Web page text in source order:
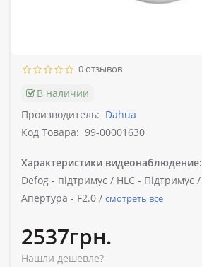
0 отзывов
В наличии
Производитель: Dahua
Код Товара: 99-00001630
Характеристики видеонаблюдение:
Defog - підтримує / HLC - Підтримує /
Апертура - F2.0 / смотреть все
2537грн.
Нашли дешевле?